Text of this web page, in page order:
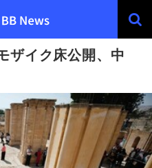
ザイク床公開、中